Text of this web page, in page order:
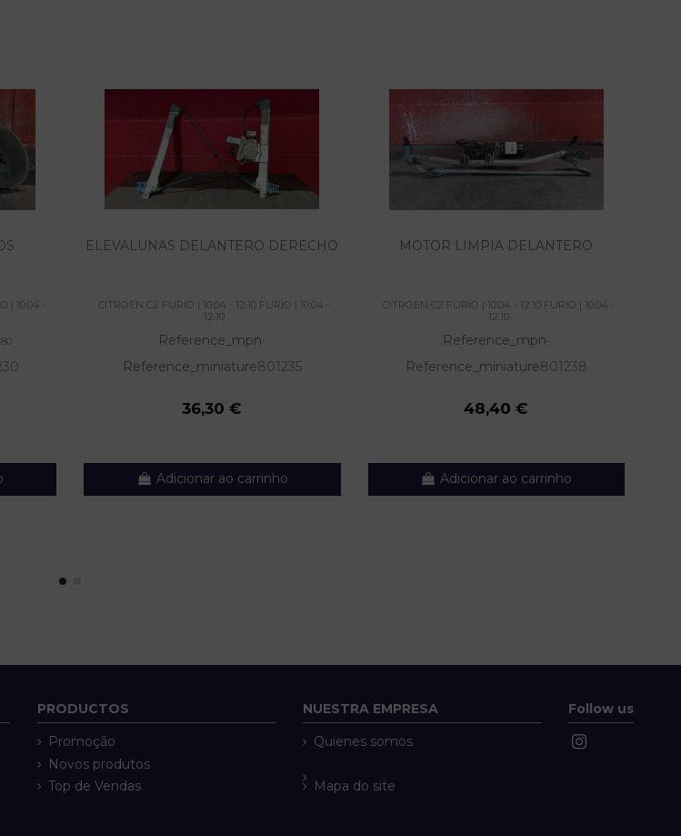
| 10.04 -
ELEVALUNAS DELANTERO DERECHO
CITROEN C2 FURIO | 10.04 - 12.10 FURIO | 10.04 -
12.10
Reference_mpn-
Reference_miniature801235
36,30 €
Adicionar ao carrinho
MOTOR LIMPIA DELANTERO
CITROEN C2 FURIO | 10.04 - 12.10 FURIO | 10.04 -
12.10
Reference_mpn-
Reference_miniature801238
48,40 €
Adicionar ao carrinho
PRODUCTOS
Promoção
Novos produtos
Top de Vendas
NUESTRA EMPRESA
Quienes somos
Mapa do site
Follow us